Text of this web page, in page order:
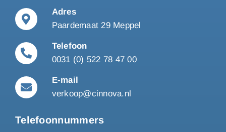
Adres
Paardemaat 29 Meppel
Telefoon
0031 (0) 522 78 47 00
E-mail
verkoop@cinnova.nl
Telefoonnummers